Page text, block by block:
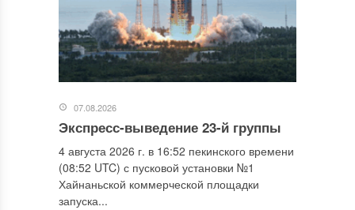
07.08.2026
Экспресс-выведение 23-й группы
4 августа 2026 г. в 16:52 пекинского времени
(08:52 UTC) с пусковой установки №1
Хайнаньской коммерческой площадки
запуска...